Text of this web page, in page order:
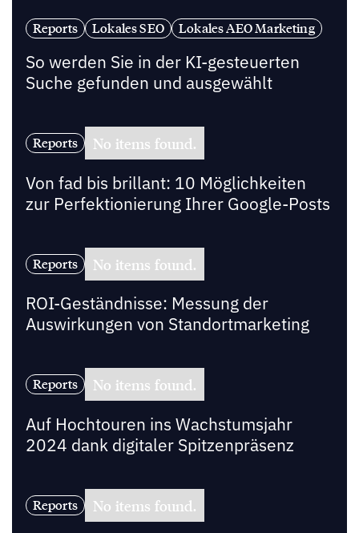
Reports Lokales SEO Lokales AEO Marketing
So werden Sie in der KI-gesteuerten
Suche gefunden und ausgewählt
Reports No items found.
Von fad bis brillant: 10 Möglichkeiten
zur Perfektionierung Ihrer Google-Posts
Reports No items found.
ROI-Geständnisse: Messung der
Auswirkungen von Standortmarketing
Reports No items found.
Auf Hochtouren ins Wachstumsjahr
2024 dank digitaler Spitzenpräsenz
Reports No items found.